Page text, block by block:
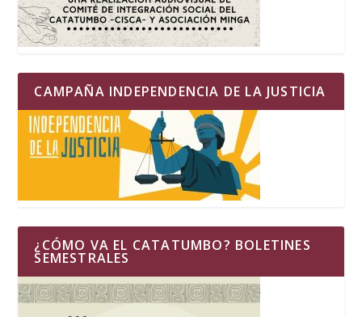
CAMPAÑA INDEPENDENCIA DE LA JUSTICIA
¿CÓMO VA EL CATATUMBO? BOLETINES
SEMESTRALES